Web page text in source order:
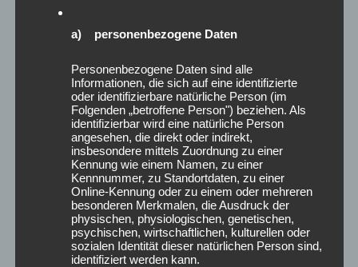
Februar 2024
Januar 2024
November 2023
Oktober 2023
August 2023
April 2023
Februar 2023
Januar 2023
Dezember 2022
August 2022
a) personenbezogene Daten
Personenbezogene Daten sind alle
Informationen, die sich auf eine identifizierte
oder identifizierbare natürliche Person (im
Folgenden „betroffene Person") beziehen. Als
identifizierbar wird eine natürliche Person
angesehen, die direkt oder indirekt,
insbesondere mittels Zuordnung zu einer
Kennung wie einem Namen, zu einer
Kennnummer, zu Standortdaten, zu einer
Online-Kennung oder zu einem oder mehreren
besonderen Merkmalen, die Ausdruck der
physischen, physiologischen, genetischen,
psychischen, wirtschaftlichen, kulturellen oder
sozialen Identität dieser natürlichen Person sind,
identifiziert werden kann.